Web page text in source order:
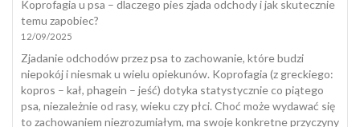
się
Koprofagia u psa – dlaczego pies zjada odchody i jak skutecznie
temu zapobiec?
12/09/2025
Zjadanie odchodów przez psa to zachowanie, które budzi
niepokój i niesmak u wielu opiekunów. Koprofagia (z greckiego:
kopros – kał, phagein – jeść) dotyka statystycznie co piątego
psa, niezależnie od rasy, wieku czy płci. Choć może wydawać się
to zachowaniem niezrozumiałym, ma swoje konkretne przyczyny